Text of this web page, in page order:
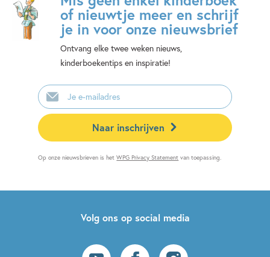
of nieuwtje meer en schrijf
je in voor onze nieuwsbrief
Ontvang elke twee weken nieuws,
kinderboekentips en inspiratie!
E-
mailadres
Naar inschrijven
Op onze nieuwsbrieven is hetWPG Privacy Statement van toepassing.
Volg ons op social media